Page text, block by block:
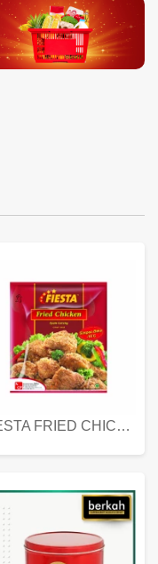
FIESTA FRIED CHICKEN 500 GR